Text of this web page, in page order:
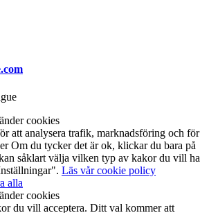
cookies
att analysera trafik, marknadsföring och för
Om du tycker det är ok, klickar du bara på
såklart välja vilken typ av kakor du vill ha
Läs vår cookie policy
alla
cookies
du vill acceptera. Ditt val kommer att